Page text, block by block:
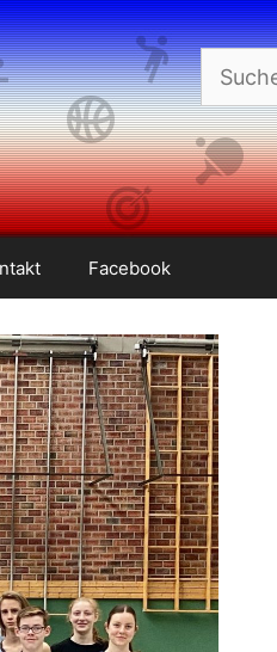
Suchen
nach:
Facebook